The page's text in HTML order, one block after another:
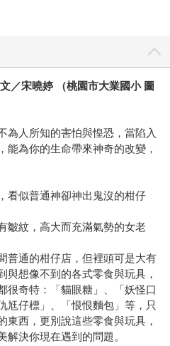
／宋曉婷 （桃園市大業國小 圖
為人所知的害怕與惶恐，當陷入
能為你的生命帶來神奇的改變，
看似普通神卻神出鬼沒的柑仔
皺紋，高大而充滿氣勢的女老
普通的柑仔店，但裡頭可是大有
與想像不到的各式零食與玩具，
很奇特：「貓眼糖」、「妖怪口
尪仔標」、「恨恨麵包」等，只
東西，更別說這些零食與玩具，
決你現在遇到的問題。